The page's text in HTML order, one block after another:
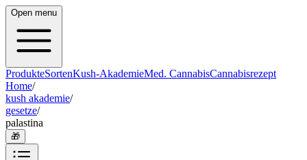
Open menu
ProdukteSortenKush-AkademieMed. CannabisCannabisrezept
Home/
kush akademie/
gesetze/
palastina
🎁